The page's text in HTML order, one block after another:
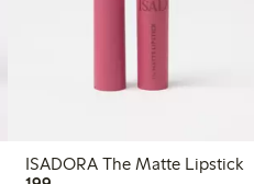
ISADORA The Matte Lipstick